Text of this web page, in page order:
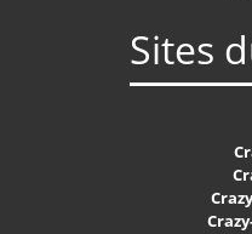
Sites